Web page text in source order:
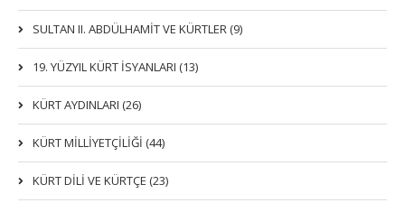
SULTAN II. ABDÜLHAMİT VE KÜRTLER (9)
19. YÜZYIL KÜRT İSYANLARI (13)
KÜRT AYDINLARI (26)
KÜRT MİLLİYETÇİLİĞİ (44)
KÜRT DİLİ VE KÜRTÇE (23)